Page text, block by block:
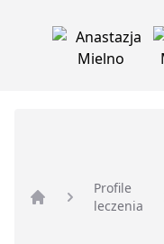
Strona główna
Profile
leczenia